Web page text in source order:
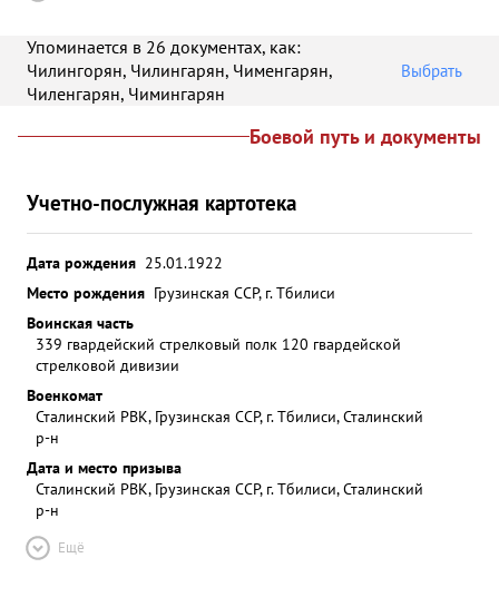
Упоминается в 26 документах, как:
Чилингорян, Чилингарян, Чименгарян,
Чиленгарян, Чимингарян
Выбрать
Боевой путь и документы
Учетно-послужная картотека
Дата рождения 25.01.1922
Место рождения Грузинская ССР, г. Тбилиси
Воинская часть
339 гвардейский стрелковый полк 120 гвардейской
стрелковой дивизии
Военкомат
Сталинский РВК, Грузинская ССР, г. Тбилиси, Сталинский
р-н
Дата и место призыва
Сталинский РВК, Грузинская ССР, г. Тбилиси, Сталинский
р-н
Ещё